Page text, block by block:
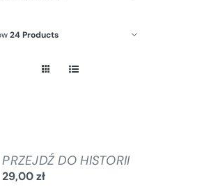
24 Products
PRZEJDŹ DO HISTORII
29,00zł